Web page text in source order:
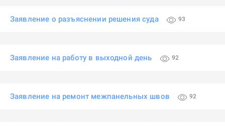
Заявление о разъяснении решения суда 93
Заявление на работу в выходной день 92
Заявление на ремонт межпанельных швов 92